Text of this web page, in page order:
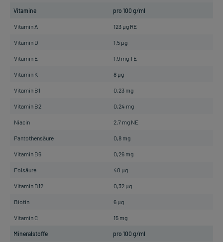
Vitamine pro 100 g/ml
Vitamin A 123 µg RE
Vitamin D 1,5 µg
Vitamin E 1,9 mg TE
Vitamin K 8 µg
Vitamin B1 0,23 mg
Vitamin B2 0,24 mg
Niacin 2,7 mg NE
Pantothensäure 0,8 mg
Vitamin B6 0,26 mg
Folsäure 40 µg
Vitamin B12 0,32 µg
Biotin 6 µg
Vitamin C 15 mg
Mineralstoffe pro 100 g/ml